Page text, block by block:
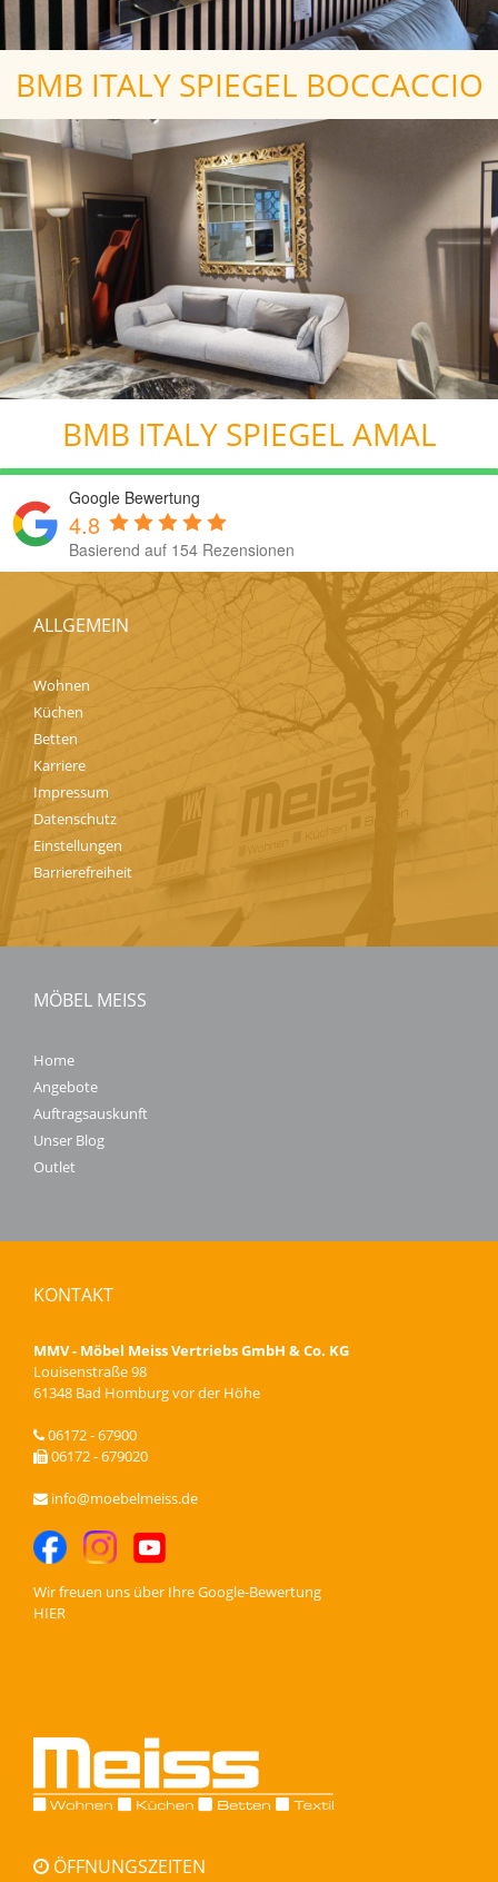
BMB ITALY SPIEGEL BOCCACCIO
BMB ITALY SPIEGEL AMAL
Google Bewertung
4.8
Basierend auf 154 Rezensionen
ALLGEMEIN
Wohnen
Küchen
Betten
Karriere
Impressum
Datenschutz
Einstellungen
Barrierefreiheit
MÖBEL MEISS
Home
Angebote
Auftragsauskunft
Unser Blog
Outlet
KONTAKT
MMV - Möbel Meiss Vertriebs GmbH & Co. KG
Louisenstraße 98
61348 Bad Homburg vor der Höhe
06172 - 67900
06172 - 679020
info@moebelmeiss.de
Wir freuen uns über IhreGoogle-Bewertung
HIER
ÖFFNUNGSZEITEN